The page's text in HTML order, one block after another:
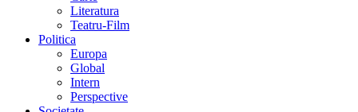
Literatura
Teatru-Film
Politica
Europa
Global
Intern
Perspective